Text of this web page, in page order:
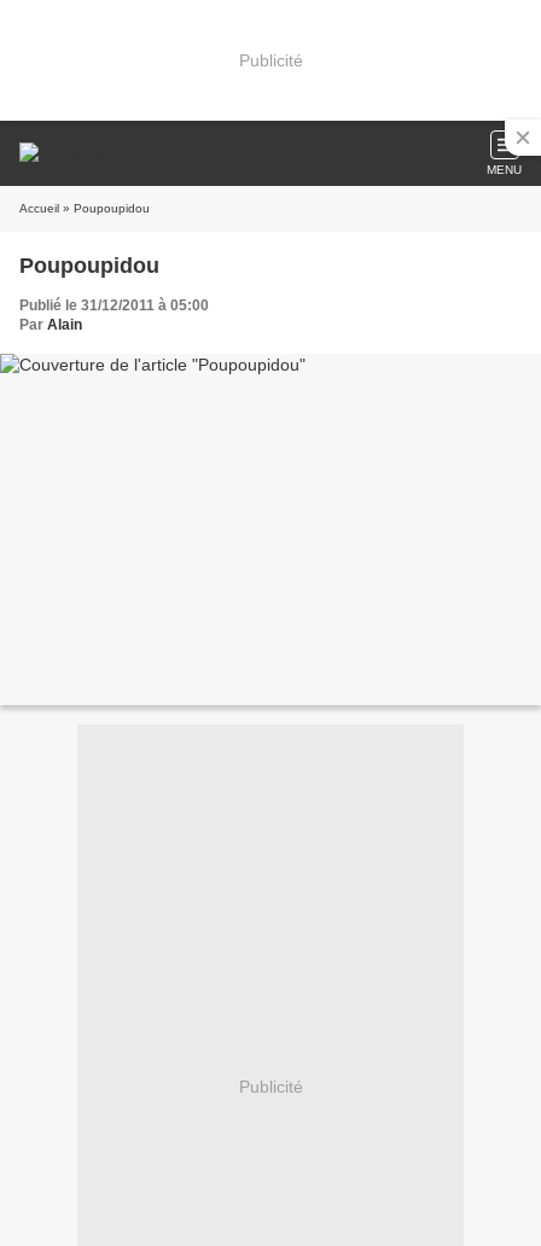
Publicité
MENU
Accueil » Poupoupidou
Poupoupidou
Publié le 31/12/2011 à 05:00
Par Alain
Publicité